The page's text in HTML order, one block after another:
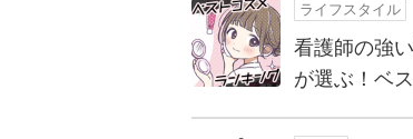
ライフスタイル
看護師の強
が選ぶ！ベ